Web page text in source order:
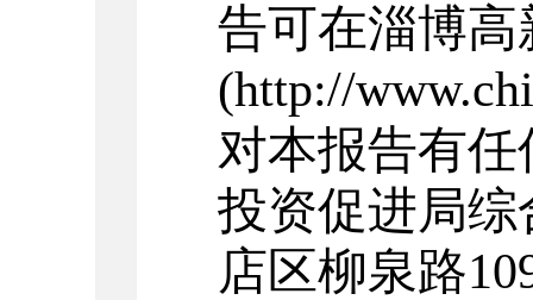
告可在淄博
(http://
对本报告有
投资促进局
店区柳泉路